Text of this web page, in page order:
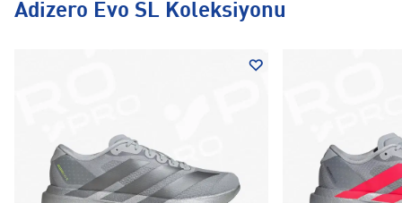
Adizero Evo SL Koleksiyonu